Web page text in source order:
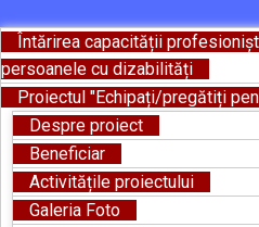
Întărirea capacității
persoanele cu dizabilități
Proiectul "Echipați/pregătiți
Despre proiect
Beneficiar
Activitățile proiectului
Galeria Foto